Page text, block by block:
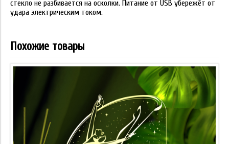
стекло не разбивается на осколки. Питание от USB убережёт от
удара электрическим током.
Похожие товары